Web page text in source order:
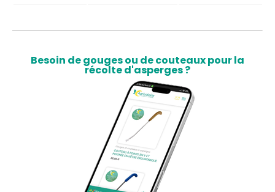
Besoin de gouges ou de couteaux pour la
récolte d'asperges ?